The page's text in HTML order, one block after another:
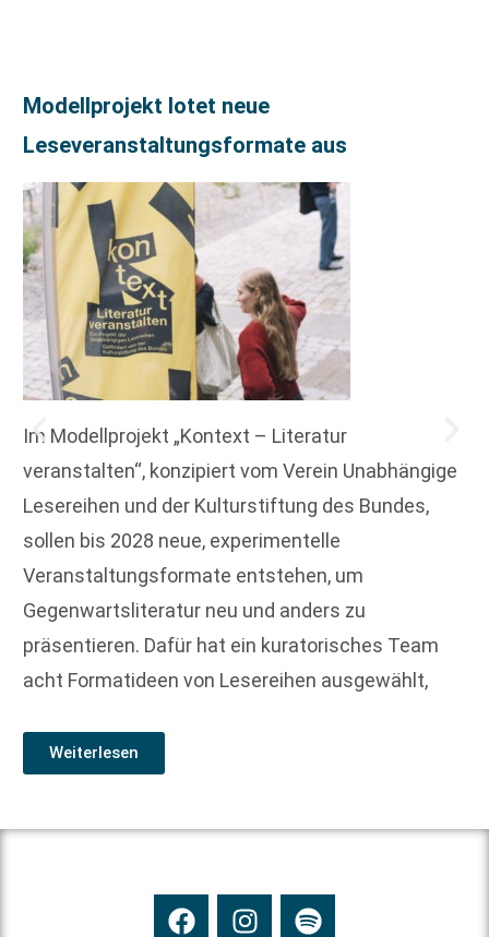
Modellprojekt lotet neue
Leseveranstaltungsformate aus
Im Modellprojekt „Kontext – Literatur
veranstalten“, konzipiert vom Verein Unabhängige
Lesereihen und der Kulturstiftung des Bundes,
sollen bis 2028 neue, experimentelle
Veranstaltungsformate entstehen, um
Gegenwartsliteratur neu und anders zu
präsentieren. Dafür hat ein kuratorisches Team
acht Formatideen von Lesereihen ausgewählt,
Weiterlesen